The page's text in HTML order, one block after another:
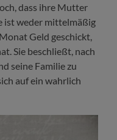
dass ihre Mutter
ist weder mittelmäßig
Geld geschickt,
Sie beschließt, nach
seine Familie zu
auf ein wahrlich